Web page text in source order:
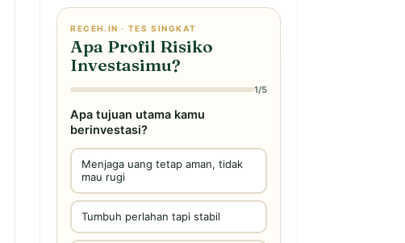
RECEH.IN · TES SINGKAT
Apa Profil Risiko
Investasimu?
1/5
Apa tujuan utama kamu
berinvestasi?
Menjaga uang tetap aman, tidak
mau rugi
Tumbuh perlahan tapi stabil